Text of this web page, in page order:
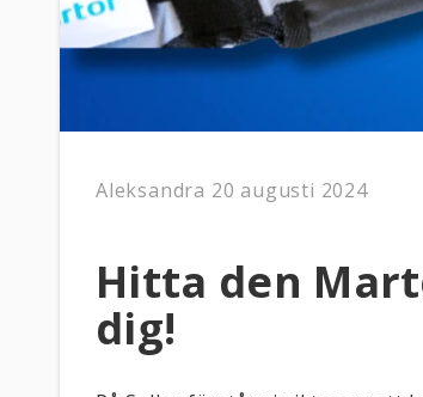
Aleksandra 20 augusti 2024
Hitta den
dig!